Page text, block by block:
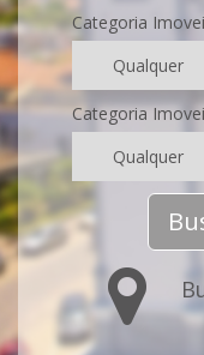
Categoria
Categoria